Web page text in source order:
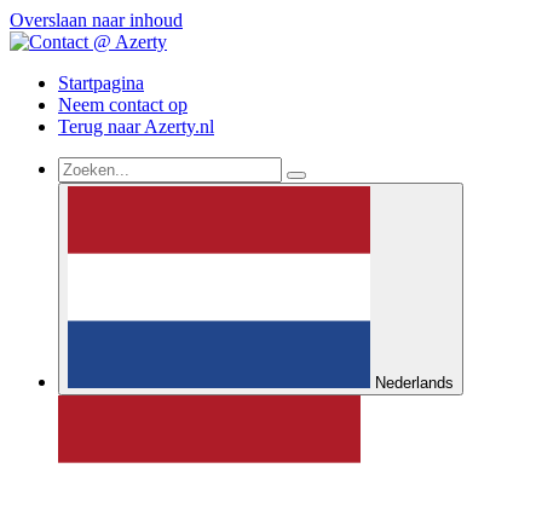
Overslaan naar inhoud
Startpagina
Neem contact op
Terug naar Azerty.nl
Nederlands